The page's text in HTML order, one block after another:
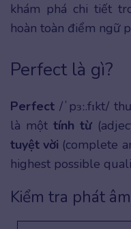
khám phá chi tiết
hoàn toàn điểm ngữ
Perfect là gì?
Perfect /ˈpɜː.fɪkt/
là mộttính từ
tuyệt vời (complete
highest possible
Kiểm tra phát